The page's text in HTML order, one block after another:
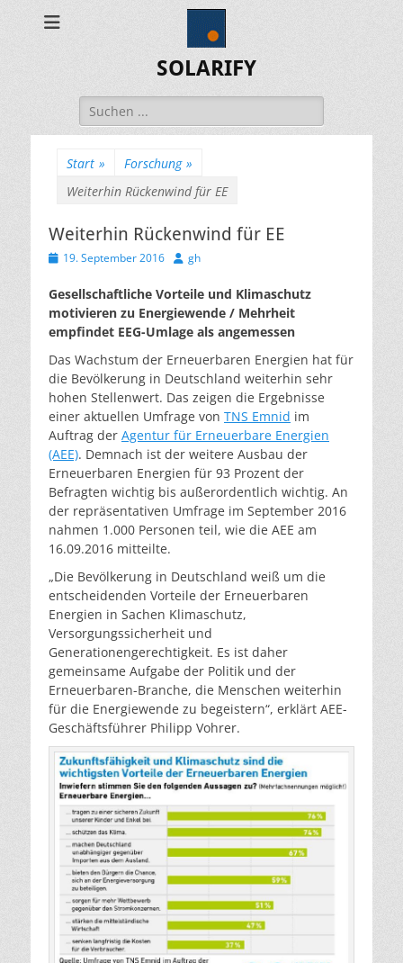
SOLARIFY
Suchen
nach:
Start » Forschung »
Weiterhin Rückenwind für EE
Weiterhin Rückenwind für EE
Veröffentlicht
19. September 2016 Autor
gh
Gesellschaftliche Vorteile und Klimaschutz
motivieren zu Energiewende / Mehrheit
empfindet EEG-Umlage als angemessen
Das Wachstum der Erneuerbaren Energien hat für
die Bevölkerung in Deutschland weiterhin sehr
hohen Stellenwert. Das zeigen die Ergebnisse
einer aktuellen Umfrage von TNS Emnid im
Auftrag der Agentur für Erneuerbare Energien
(AEE). Demnach ist der weitere Ausbau der
Erneuerbaren Energien für 93 Prozent der
Befragten wichtig bis außerordentlich wichtig. An
der repräsentativen Umfrage im September 2016
nahmen 1.000 Personen teil, wie die AEE am
16.09.2016 mitteilte.
„Die Bevölkerung in Deutschland weiß um die
entscheidenden Vorteile der Erneuerbaren
Energien in Sachen Klimaschutz,
Versorgungssicherheit und
Generationengerechtigkeit. Es ist daher
gemeinsame Aufgabe der Politik und der
Erneuerbaren-Branche, die Menschen weiterhin
für die Energiewende zu begeistern“, erklärt AEE-
Geschäftsführer Philipp Vohrer.